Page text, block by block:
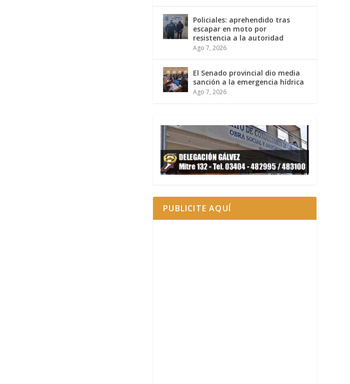
Policiales: aprehendido tras
escapar en moto por
resistencia a la autoridad
Ago 7, 2026
El Senado provincial dio media
sanción a la emergencia hídrica
Ago 7, 2026
PUBLICITE AQUÍ